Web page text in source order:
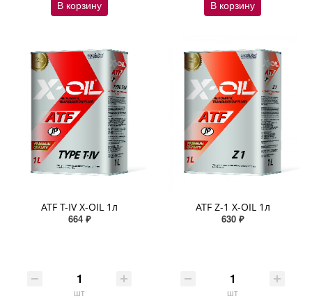
В корзину В корзину
ATF T-IV X-OIL 1л
664 ₽
шт
ATF Z-1 X-OIL 1л
630 ₽
шт